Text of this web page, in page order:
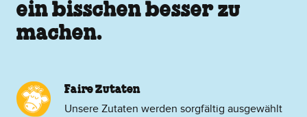
ein bisschen besser zu
machen.
Faire Zutaten
Unsere Zutaten werden sorgfältig ausgewählt